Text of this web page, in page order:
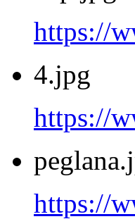
https://
4.jpg
https://
https://